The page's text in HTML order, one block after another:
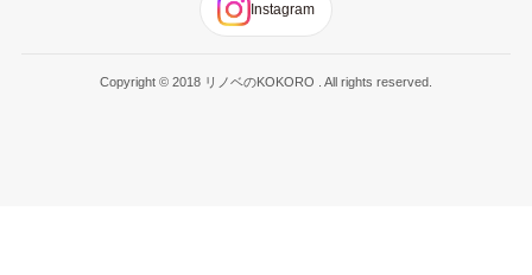
Instagram
Copyright © 2018 リノベのKOKORO . All rights reserved.